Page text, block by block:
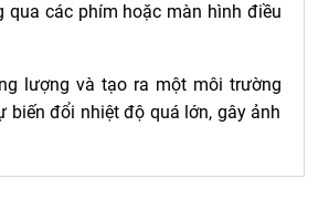
các phím hoặc màn hình điều
lượng và tạo ra một môi trường
đổi nhiệt độ quá lớn, gây ảnh